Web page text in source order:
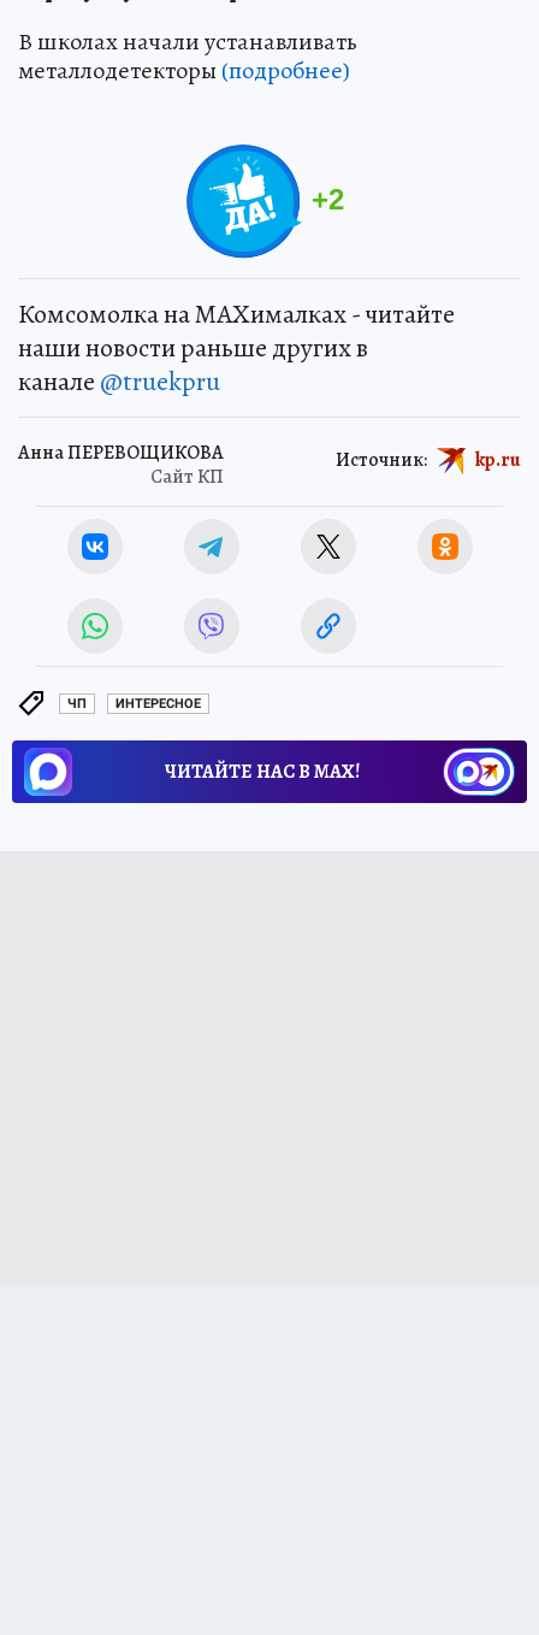
В школах начали устанавливать
металлодетекторы (подробнее)
+2
Комсомолка на MAXималках - читайте
наши новости раньше других в
канале @truekpru
Анна ПЕРЕВОЩИКОВА
Сайт КП
Источник: kp.ru
ЧП ИНТЕРЕСНОЕ
ЧИТАЙТЕ НАС В МАХ!